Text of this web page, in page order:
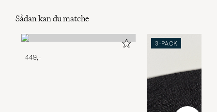
Sådan kan du matche
449,-
3-PACK